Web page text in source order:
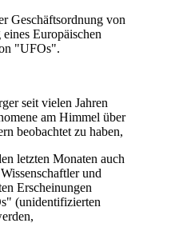
Geschäftsordnung von
Europäischen
"UFOs".
seit vielen Jahren
am Himmel über
beobachtet zu haben,
letzten Monaten auch
und
Erscheinungen
(unidentifizierten